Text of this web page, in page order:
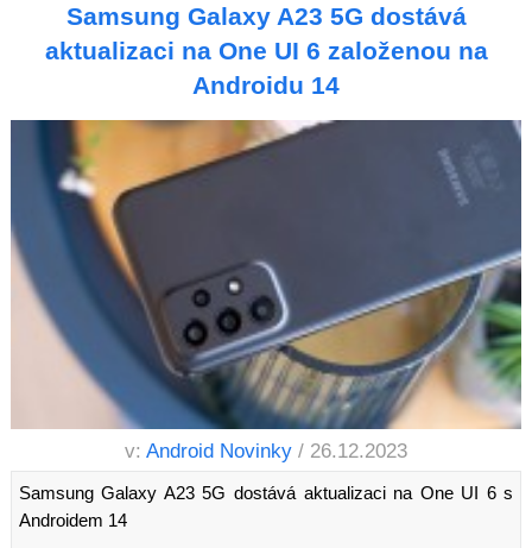
Samsung Galaxy A23 5G dostává
aktualizaci na One UI 6 založenou na
Androidu 14
v: Android Novinky / 26.12.2023
Samsung Galaxy A23 5G dostává aktualizaci na One UI 6 s
Androidem 14